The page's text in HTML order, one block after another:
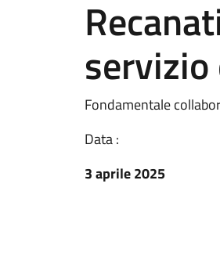
Fondamentale
Data :
3 aprile 2025